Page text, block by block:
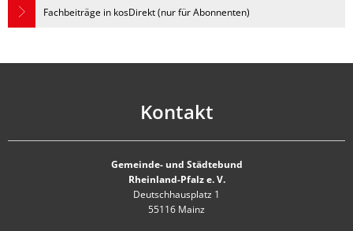
Fachbeiträge in kosDirekt (nur für Abonnenten)
Kontakt
Gemeinde- und Städtebund
Rheinland-Pfalz e. V.
Deutschhausplatz 1
55116 Mainz